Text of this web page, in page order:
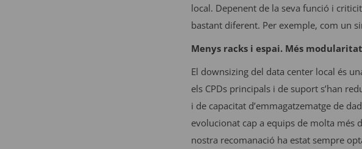
local. Depenent de la seva funció i
bastant diferent. Per exemple, com un
Menys racks i espai. Més
El downsizing del data center local és
els CPDs principals i de suport s’han
i de capacitat d’emmagatzematge de
evolucionat cap a equips de molta més
nostra recomanació ha estat sempre